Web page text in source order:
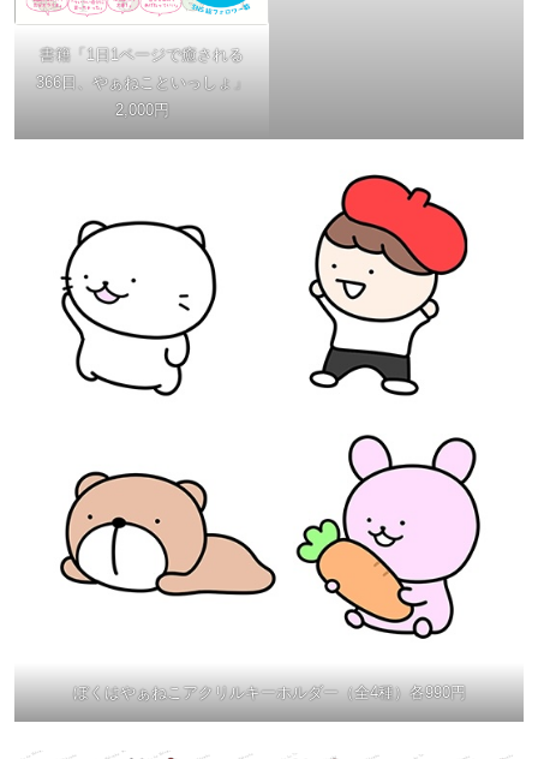
書籍「1日1ページで癒される
366日、やぁねこといっしょ」
2,000円
ぼくはやぁねこアクリルキーホルダー（全4種）各990円